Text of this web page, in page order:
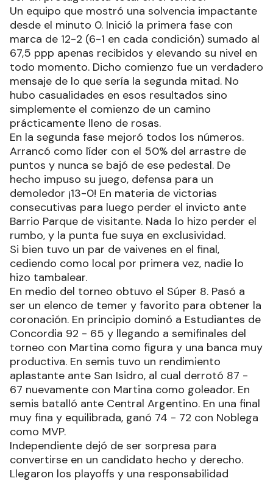
Un equipo que mostró una solvencia impactante
desde el minuto 0. Inició la primera fase con
marca de 12-2 (6-1 en cada condición) sumado al
67,5 ppp apenas recibidos y elevando su nivel en
todo momento. Dicho comienzo fue un verdadero
mensaje de lo que sería la segunda mitad. No
hubo casualidades en esos resultados sino
simplemente el comienzo de un camino
prácticamente lleno de rosas.
En la segunda fase mejoró todos los números.
Arrancó como líder con el 50% del arrastre de
puntos y nunca se bajó de ese pedestal. De
hecho impuso su juego, defensa para un
demoledor ¡13-0! En materia de victorias
consecutivas para luego perder el invicto ante
Barrio Parque de visitante. Nada lo hizo perder el
rumbo, y la punta fue suya en exclusividad.
Si bien tuvo un par de vaivenes en el final,
cediendo como local por primera vez, nadie lo
hizo tambalear.
En medio del torneo obtuvo el Súper 8. Pasó a
ser un elenco de temer y favorito para obtener la
coronación. En principio dominó a Estudiantes de
Concordia 92 - 65 y llegando a semifinales del
torneo con Martina como figura y una banca muy
productiva. En semis tuvo un rendimiento
aplastante ante San Isidro, al cual derrotó 87 -
67 nuevamente con Martina como goleador. En
semis batalló ante Central Argentino. En una final
muy fina y equilibrada, ganó 74 - 72 con Noblega
como MVP.
Independiente dejó de ser sorpresa para
convertirse en un candidato hecho y derecho.
Llegaron los playoffs y una responsabilidad